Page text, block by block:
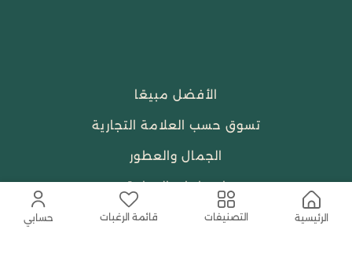
الرئيسية التصنيفات قائمة الرغبات حسابي
الأفضل مبيعًا
تسوق حسب العلامة التجارية
الجمال والعطور
احتياجات العبادة